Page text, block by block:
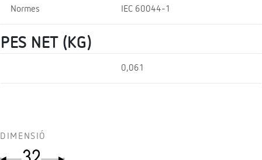
Normes IEC 60044-1
PES NET (KG)
0,061
DIMENSIÓ